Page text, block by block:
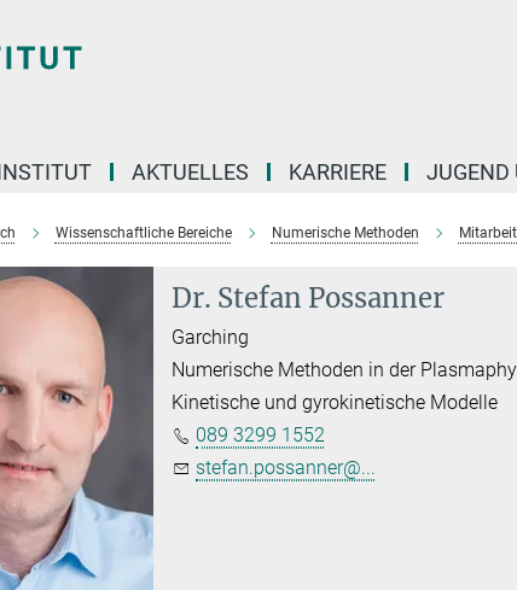
AKTUELLES KARRIERE JUGEND
Wissenschaftliche Bereiche Numerische Methoden
Dr. Stefan Possanner
Garching
Numerische Methoden in der
Kinetische und gyrokinetische Modelle
089 3299 1552
stefan.possanner@...